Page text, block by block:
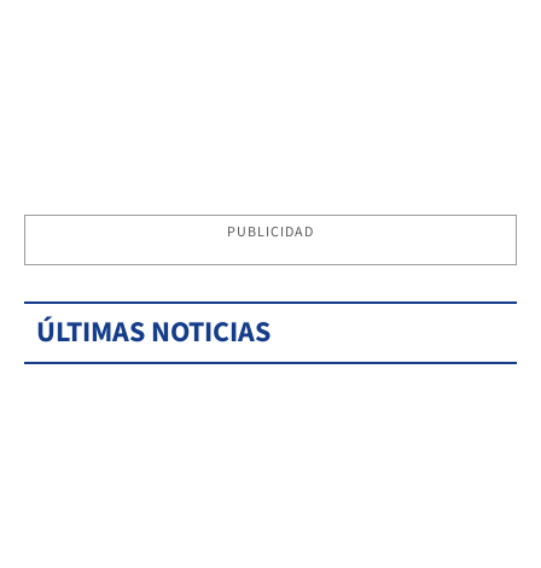
PUBLICIDAD
ÚLTIMAS NOTICIAS